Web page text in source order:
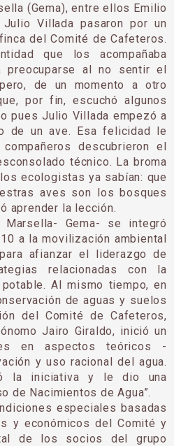
(Gema), entre ellos Emilio
Villada pasaron por un
del Comité de Cafeteros.
que los acompañaba
preocuparse al no sentir el
de un momento a otro
por fin, escuchó algunos
pues Julio Villada empezó a
de un ave. Esa felicidad le
descubrieron el
técnico. La broma
ecologistas ya sabían: que
aves son los bosques
aprender la lección.
Gema- se integró
a la movilización ambiental
afianzar el liderazgo de
relacionadas con la
Al mismo tiempo, en
de aguas y suelos
del Comité de Cafeteros,
Jairo Giraldo, inició un
en aspectos teóricos -
y uso racional del agua.
la iniciativa y le dio una
de Nacimientos de Agua”.
especiales basadas
y económicos del Comité y
de los socios del grupo